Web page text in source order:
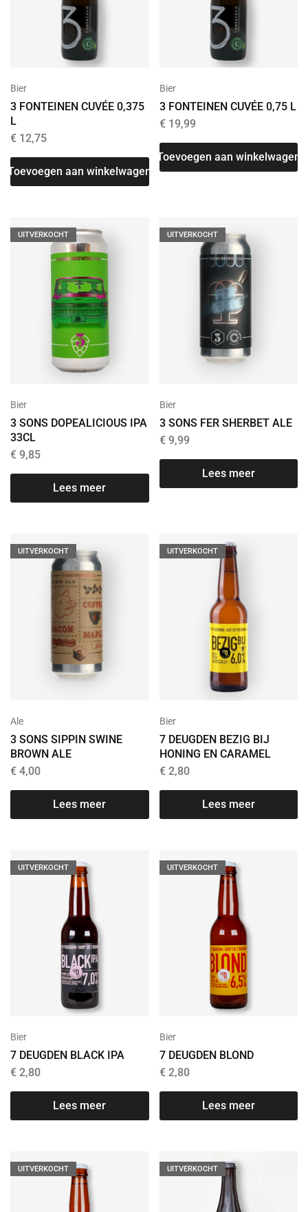
Bier
3 FONTEINEN CUVÉE 0,375
L
€ 12,75
Toevoegen aan winkelwagen
Bier
3 FONTEINEN CUVÉE 0,75 L
€19,99
Toevoegen aan winkelwagen
UITVERKOCHT
Bier
3 SONS DOPEALICIOUS IPA
33CL
€ 9,85
Lees meer
UITVERKOCHT
Bier
3 SONS FER SHERBET ALE
€9,99
Lees meer
UITVERKOCHT
Ale
3 SONS SIPPIN SWINE
BROWN ALE
€ 4,00
Lees meer
UITVERKOCHT
Bier
7 DEUGDEN BEZIG BIJ
HONING EN CARAMEL
€2,80
Lees meer
UITVERKOCHT
Bier
7 DEUGDEN BLACK IPA
€ 2,80
Lees meer
UITVERKOCHT
Bier
7 DEUGDEN BLOND
€2,80
Lees meer
UITVERKOCHT UITVERKOCHT